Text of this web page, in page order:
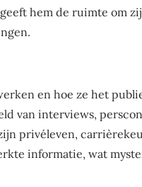
hem de ruimte om
en hoe ze het
van interviews,
privéleven,
informatie, wat